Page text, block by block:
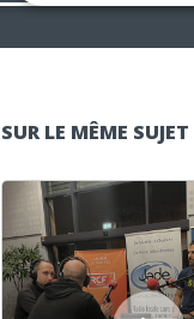
SUR LE MÊME SUJET
Lecteur audio